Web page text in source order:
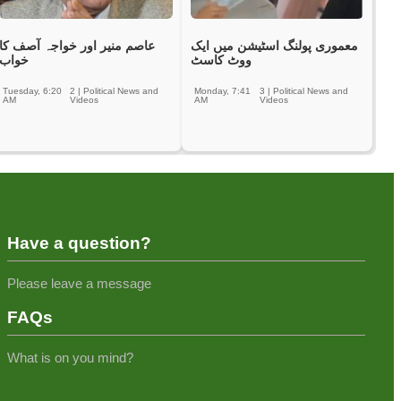
عاصم منیر اور خواجہ آصف کا
خواب
2
Political News and
Videos
Tuesday, 6:20
AM
معموری پولنگ اسٹیشن میں ایک
ووٹ کاسٹ
3
Political News and
Videos
Monday, 7:41
AM
Have a question?
Please leave a message
FAQs
What is on you mind?